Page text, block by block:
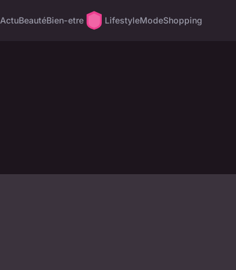
ActuBeautéBien-etre LifestyleModeShopping